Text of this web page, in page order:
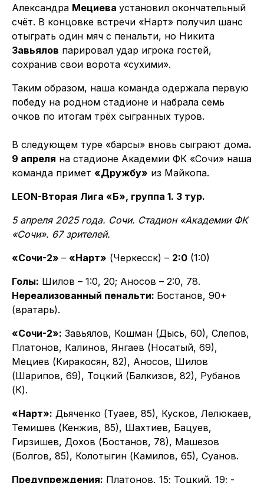
Александра Мециева установил окончательный
счёт. В концовке встречи «Нарт» получил шанс
отыграть один мяч с пенальти, но Никита
Завьялов парировал удар игрока гостей,
сохранив свои ворота «сухими».
Таким образом, наша команда одержала первую
победу на родном стадионе и набрала семь
очков по итогам трёх сыгранных туров.
В следующем туре «барсы» вновь сыграют дома.
9 апреля на стадионе Академии ФК «Сочи» наша
команда примет «Дружбу» из Майкопа.
LEON-Вторая Лига «Б», группа 1. 3 тур.
5 апреля 2025 года. Сочи. Стадион «Академии ФК
«Сочи». 67 зрителей.
«Сочи-2» – «Нарт» (Черкесск) – 2:0 (1:0)
Голы: Шилов – 1:0, 20; Аносов – 2:0, 78.
Нереализованный пенальти: Бостанов, 90+
(вратарь).
«Сочи-2»: Завьялов, Кошман (Дысь, 60), Слепов,
Платонов, Калинов, Янгаев (Носатый, 69),
Мециев (Киракосян, 82), Аносов, Шилов
(Шарипов, 69), Тоцкий (Балкизов, 82), Рубанов
(К).
«Нарт»: Дьяченко (Туаев, 85), Кусков, Лелюкаев,
Темишев (Кенжив, 85), Шахтиев, Бацуев,
Гирзишев, Дохов (Бостанов, 78), Машезов
(Болгов, 85), Колотыгин (Камилов, 65), Суанов.
Предупреждения: Платонов, 15; Тоцкий, 19; -